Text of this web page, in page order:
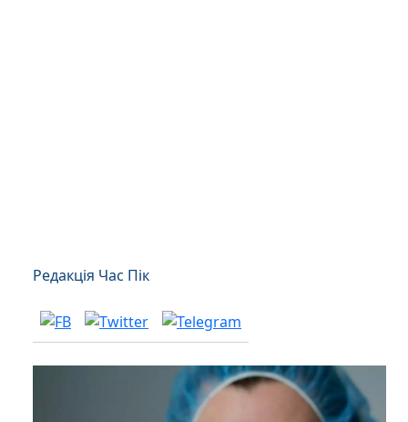
Редакція Час Пік